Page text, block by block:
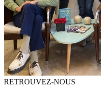
RETROUVEZ-NOUS